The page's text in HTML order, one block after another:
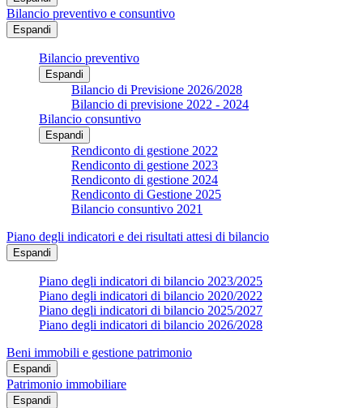
Bilancio preventivo e consuntivo
Espandi
Bilancio preventivo
Espandi
Bilancio di Previsione 2026/2028
Bilancio di previsione 2022 - 2024
Bilancio consuntivo
Espandi
Rendiconto di gestione 2022
Rendiconto di gestione 2023
Rendiconto di gestione 2024
Rendiconto di Gestione 2025
Bilancio consuntivo 2021
Piano degli indicatori e dei risultati attesi di bilancio
Espandi
Piano degli indicatori di bilancio 2023/2025
Piano degli indicatori di bilancio 2020/2022
Piano degli indicatori di bilancio 2025/2027
Piano degli indicatori di bilancio 2026/2028
Beni immobili e gestione patrimonio
Espandi
Patrimonio immobiliare
Espandi